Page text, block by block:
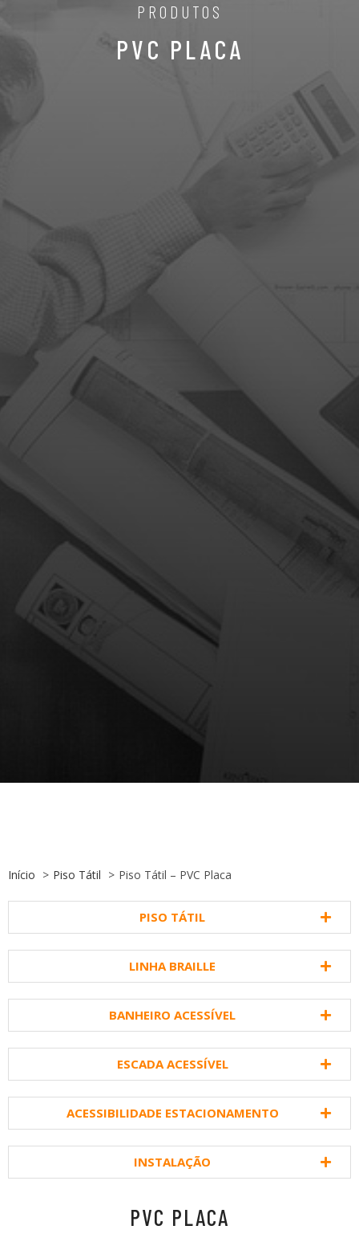
PRODUTOS
PVC PLACA
Início Piso Tátil Piso Tátil – PVC Placa
PISO TÁTIL
LINHA BRAILLE
BANHEIRO ACESSÍVEL
ESCADA ACESSÍVEL
ACESSIBILIDADE ESTACIONAMENTO
INSTALAÇÃO
PVC PLACA